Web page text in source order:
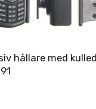
hållare med kulled